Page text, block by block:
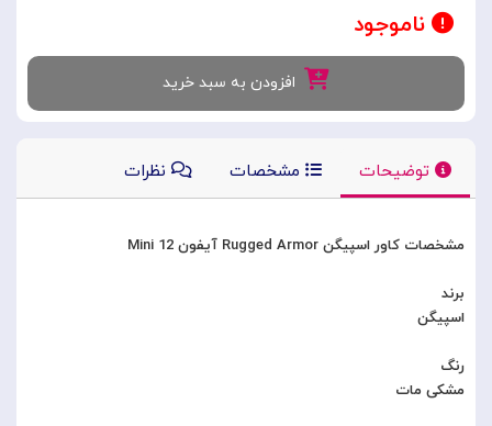
ناموجود
افزودن به سبد خرید
توضیحات مشخصات نظرات
مشخصات کاور اسپیگن Rugged Armor آیفون 12 Mini
برند
اسپیگن
رنگ
مشکی مات